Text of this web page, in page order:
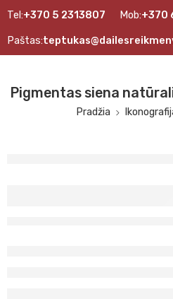
Tel:+370 5 2313807 Mob:+370
Paštas:
Pigmentas siena
Pradžia